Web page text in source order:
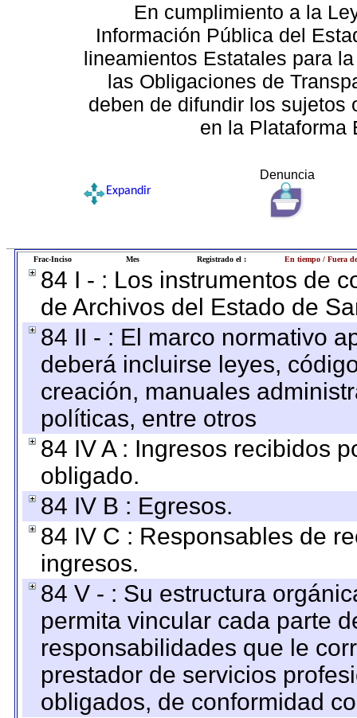
En cumplimiento a la
Información Pública del
lineamientos Estatales para
las Obligaciones de
deben de difundir los sujetos
en la Plataforma
Denuncia
Expandir
Frac-Inciso Mes Registrado el : En tiempo / Fuera
84 I - : Los instrumentos de
de Archivos del Estado de
84 II - : El marco normativo
deberá incluirse leyes,
creación, manuales
políticas, entre otros
84 IV A : Ingresos recibidos
obligado.
84 IV B : Egresos.
84 IV C : Responsables de
ingresos.
84 V - : Su estructura
permita vincular cada parte
responsabilidades que le
prestador de servicios
obligados, de conformidad